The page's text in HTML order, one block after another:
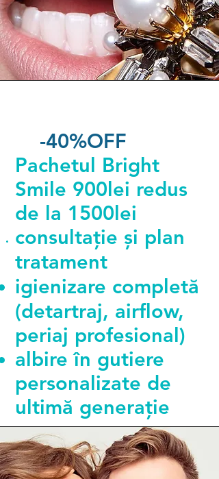
-40%OFF
Pachetul Bright
Smile 900lei redus
de la 1500lei
consultație și plan
tratament
igienizare completă
(detartraj, airflow,
periaj profesional)
albire în gutiere
personalizate de
ultimă generație